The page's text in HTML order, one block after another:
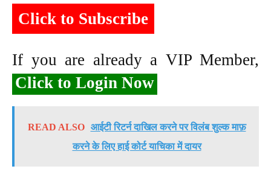
Click to Subscribe
If you are already a VIP Member,
Click to Login Now
READ ALSO
आईटी रिटर्न दाखिल करने पर विलंब शुल्क माफ़
करने के लिए हाई कोर्ट याचिका में दायर